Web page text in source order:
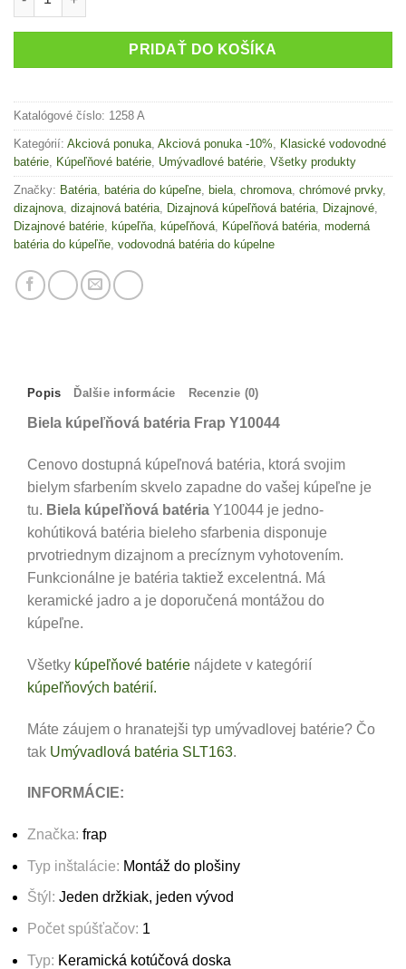
PRIDAŤ DO KOŠÍKA
Katalógové číslo: 1258 A
Kategórií: Akciová ponuka, Akciová ponuka -10%, Klasické vodovodné
batérie, Kúpeľňové batérie, Umývadlové batérie, Všetky produkty
Značky: Batéria, batéria do kúpeľne, biela, chromova, chrómové prvky,
dizajnova, dizajnová batéria, Dizajnová kúpeľňová batéria, Dizajnové,
Dizajnové batérie, kúpeľňa, kúpeľňová, Kúpeľňová batéria, moderná
batéria do kúpeľňe, vodovodná batéria do kúpelne
Popis Ďalšie informácie Recenzie (0)
Biela kúpeľňová batéria Frap Y10044
Cenovo dostupná kúpeľnová batéria, ktorá svojim
bielym sfarbením skvelo zapadne do vašej kúpeľne je
tu. Biela kúpeľňová batéria Y10044 je jedno-
kohútiková batéria bieleho sfarbenia disponuje
prvotriednym dizajnom a precíznym vyhotovením.
Funkcionálne je batéria taktiež excelentná. Má
keramické jadro a je doporučená montážou do
kúpeľne.
Všetky kúpeľňové batérie nájdete v kategórií
kúpeľňových batérií.
Máte záujem o hranatejši typ umývadlovej batérie? Čo
tak Umývadlová batéria SLT163.
INFORMÁCIE:
Značka: frap
Typ inštalácie: Montáž do plošiny
Štýl: Jeden držkiak, jeden vývod
Počet spúšťačov: 1
Typ: Keramická kotúčová doska